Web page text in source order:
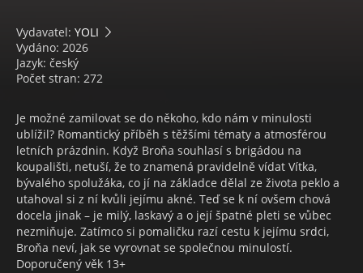
Vydavatel: YOLI
Vydáno: 2026
Jazyk: český
Počet stran: 272
Je možné zamilovat se do někoho, kdo nám v minulosti
ublížil? Romantický příběh s těžšími tématy a atmosférou
letních prázdnin. Když Broňa souhlasí s brigádou na
koupališti, netuší, že to znamená pravidelně vídat Vítka,
bývalého spolužáka, co jí na základce dělal ze života peklo a
utahoval si z ní kvůli jejímu akné. Teď se k ní ovšem chová
docela jinak – je milý, laskavý a o její špatné pleti se vůbec
nezmiňuje. Zatímco si pomaličku razí cestu k jejímu srdci,
Broňa neví, jak se vyrovnat se společnou minulostí.
Doporučený věk 13+